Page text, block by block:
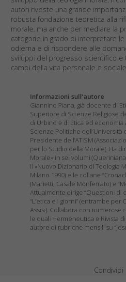
autori riveste una grande
robusta fondazione teoretica alla
morale, ma anche per mediare la
categorie in grado di interpretare
odierna e di rispondere alle
sviluppi del progresso scientifico e
campi della vita personale e
Informazioni sull'autore
Giannino Piana, già docente di
Superiore di Scienze Religiose
di Urbino e di Etica ed economia
Scienze Politiche dell’Università
Presidente dell’ATISM
per lo Studio della Morale). Ha
Morale» in sei volumi
il «Nuovo Dizionario di Teologia
Milano 1990) e le collane
(Marietti, Casale Monferrato) e
Attualmente dirige “Questioni di
“L’etica e i giorni” (entrambe per
Assisi). Collabora con numerose
le quali Hermeneutica e Rivista
autore di rubriche mensili su
Condividi